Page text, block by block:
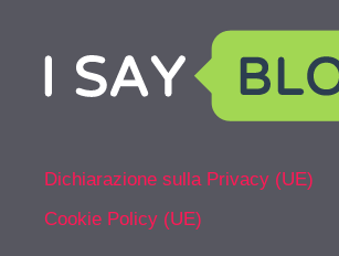
Dichiarazione sulla Privacy (UE)
Cookie Policy (UE)